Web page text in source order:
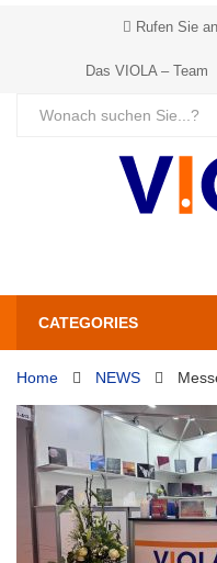
Rufen Sie
Das VIOLA – Team
CATEGORIES
Home NEWS